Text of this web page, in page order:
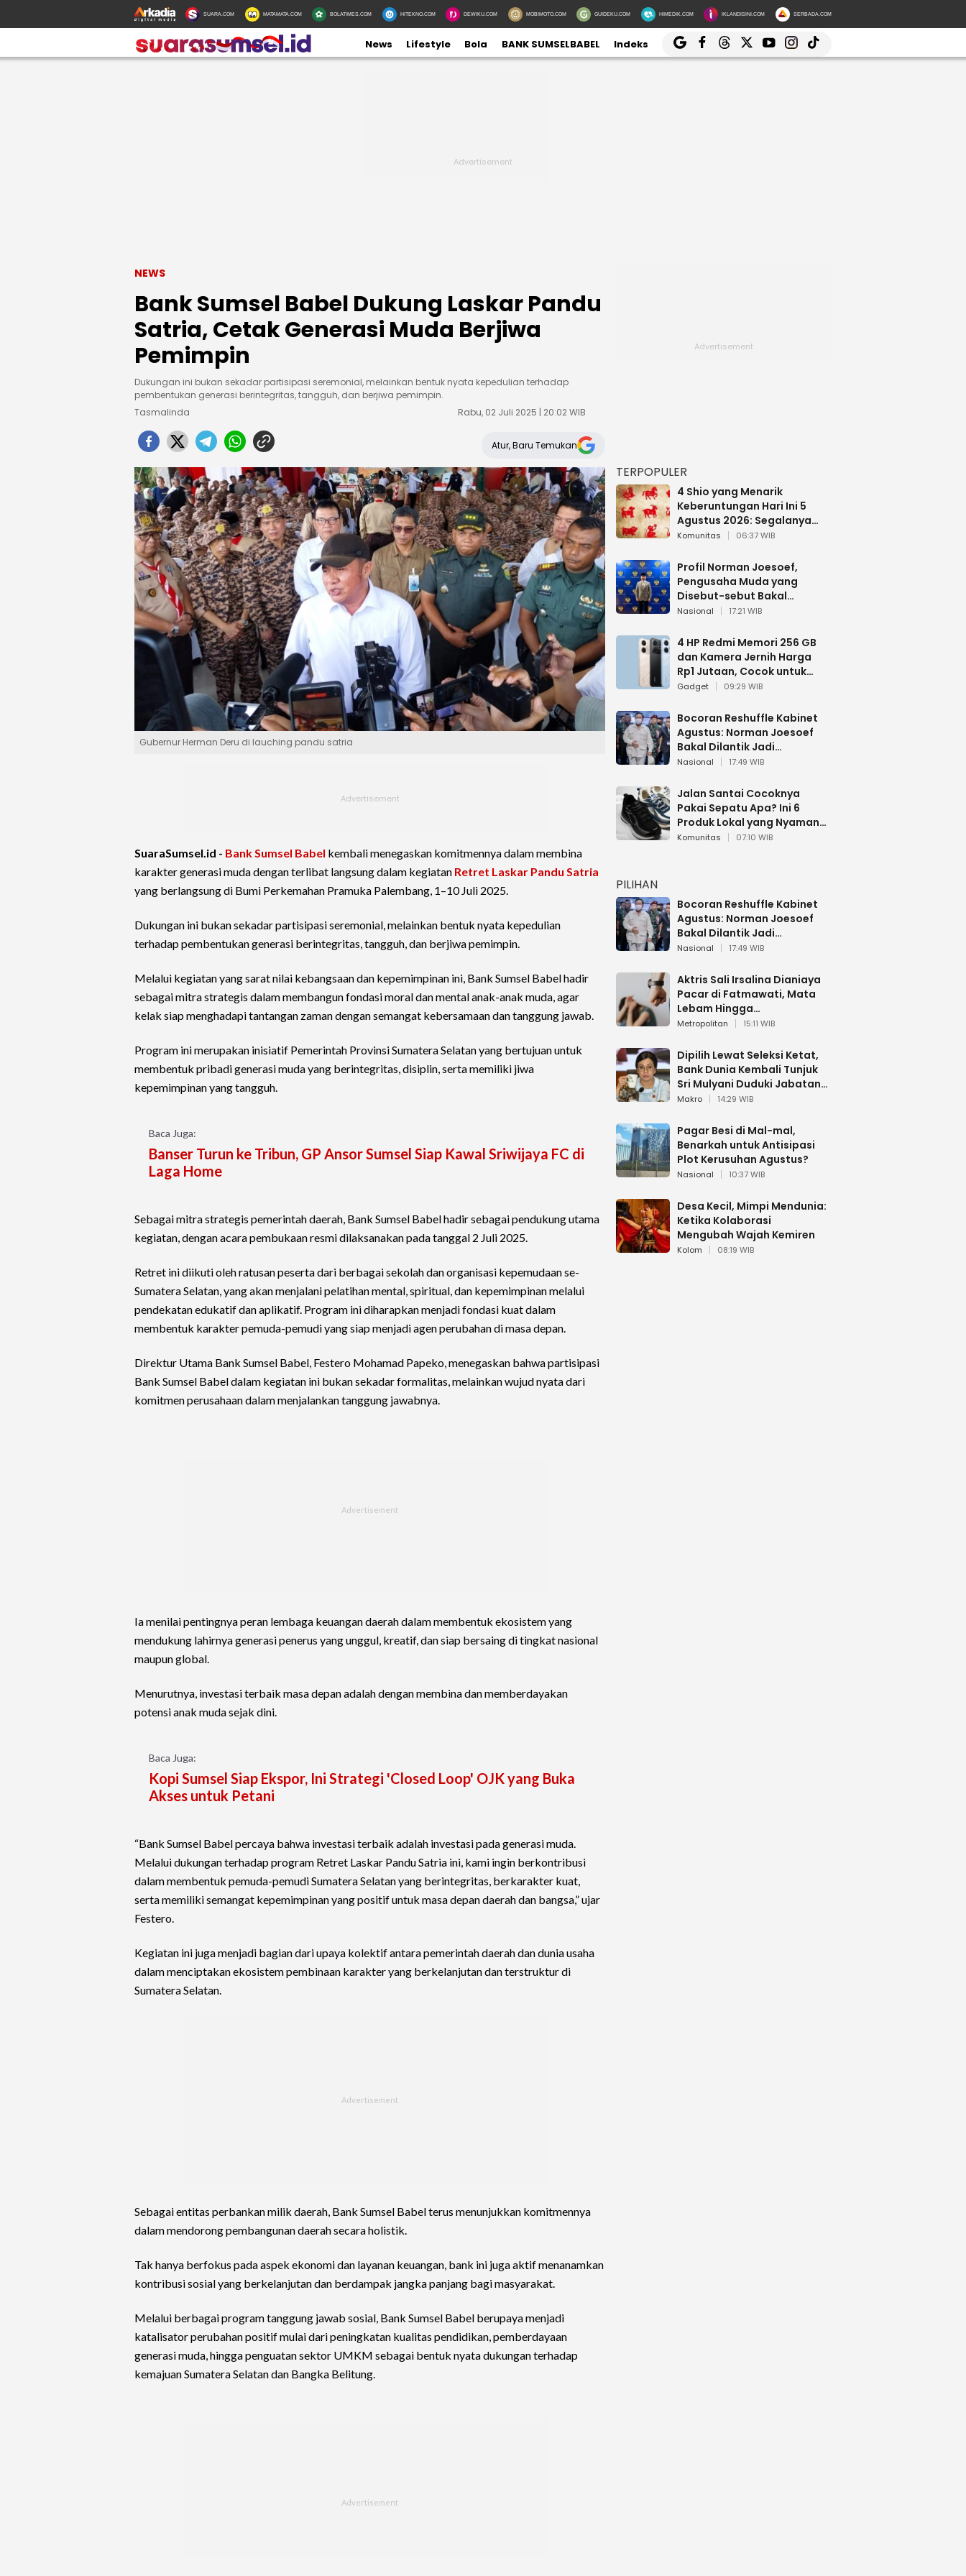
SUARA.COM MATAMATA.COM BOLATIMES.COM HITEKNO.COM DEWIKU.COM MOBIMOTO.COM GUIDEKU.COM HIMEDIK.COM IKLANDISINI.COM SERBADA.COM
News Lifestyle Bola BANK SUMSELBABEL Indeks
NEWS
Bank Sumsel Babel Dukung Laskar Pandu
Satria, Cetak Generasi Muda Berjiwa
Pemimpin
Dukungan ini bukan sekadar partisipasi seremonial, melainkan bentuk nyata kepedulian terhadap
pembentukan generasi berintegritas, tangguh, dan berjiwa pemimpin.
Tasmalinda
Rabu, 02 Juli 2025 | 20:02 WIB
Atur, Baru Temukan
Gubernur Herman Deru di lauching pandu satria
SuaraSumsel.id - Bank Sumsel Babel kembali menegaskan komitmennya dalam membina
karakter generasi muda dengan terlibat langsung dalam kegiatan Retret Laskar Pandu Satria
yang berlangsung di Bumi Perkemahan Pramuka Palembang, 1–10 Juli 2025.
Dukungan ini bukan sekadar partisipasi seremonial, melainkan bentuk nyata kepedulian
terhadap pembentukan generasi berintegritas, tangguh, dan berjiwa pemimpin.
Melalui kegiatan yang sarat nilai kebangsaan dan kepemimpinan ini, Bank Sumsel Babel hadir
sebagai mitra strategis dalam membangun fondasi moral dan mental anak-anak muda, agar
kelak siap menghadapi tantangan zaman dengan semangat kebersamaan dan tanggung jawab.
Program ini merupakan inisiatif Pemerintah Provinsi Sumatera Selatan yang bertujuan untuk
membentuk pribadi generasi muda yang berintegritas, disiplin, serta memiliki jiwa
kepemimpinan yang tangguh.
Baca Juga:
Banser Turun ke Tribun, GP Ansor Sumsel Siap Kawal Sriwijaya FC di
Laga Home
Sebagai mitra strategis pemerintah daerah, Bank Sumsel Babel hadir sebagai pendukung utama
kegiatan, dengan acara pembukaan resmi dilaksanakan pada tanggal 2 Juli 2025.
Retret ini diikuti oleh ratusan peserta dari berbagai sekolah dan organisasi kepemudaan se-
Sumatera Selatan, yang akan menjalani pelatihan mental, spiritual, dan kepemimpinan melalui
pendekatan edukatif dan aplikatif. Program ini diharapkan menjadi fondasi kuat dalam
membentuk karakter pemuda-pemudi yang siap menjadi agen perubahan di masa depan.
Direktur Utama Bank Sumsel Babel, Festero Mohamad Papeko, menegaskan bahwa partisipasi
Bank Sumsel Babel dalam kegiatan ini bukan sekadar formalitas, melainkan wujud nyata dari
komitmen perusahaan dalam menjalankan tanggung jawabnya.
Ia menilai pentingnya peran lembaga keuangan daerah dalam membentuk ekosistem yang
mendukung lahirnya generasi penerus yang unggul, kreatif, dan siap bersaing di tingkat nasional
maupun global.
Menurutnya, investasi terbaik masa depan adalah dengan membina dan memberdayakan
potensi anak muda sejak dini.
Baca Juga:
Kopi Sumsel Siap Ekspor, Ini Strategi 'Closed Loop' OJK yang Buka
Akses untuk Petani
“Bank Sumsel Babel percaya bahwa investasi terbaik adalah investasi pada generasi muda.
Melalui dukungan terhadap program Retret Laskar Pandu Satria ini, kami ingin berkontribusi
dalam membentuk pemuda-pemudi Sumatera Selatan yang berintegritas, berkarakter kuat,
serta memiliki semangat kepemimpinan yang positif untuk masa depan daerah dan bangsa,” ujar
Festero.
Kegiatan ini juga menjadi bagian dari upaya kolektif antara pemerintah daerah dan dunia usaha
dalam menciptakan ekosistem pembinaan karakter yang berkelanjutan dan terstruktur di
Sumatera Selatan.
Sebagai entitas perbankan milik daerah, Bank Sumsel Babel terus menunjukkan komitmennya
dalam mendorong pembangunan daerah secara holistik.
Tak hanya berfokus pada aspek ekonomi dan layanan keuangan, bank ini juga aktif menanamkan
kontribusi sosial yang berkelanjutan dan berdampak jangka panjang bagi masyarakat.
Melalui berbagai program tanggung jawab sosial, Bank Sumsel Babel berupaya menjadi
katalisator perubahan positif mulai dari peningkatan kualitas pendidikan, pemberdayaan
generasi muda, hingga penguatan sektor UMKM sebagai bentuk nyata dukungan terhadap
kemajuan Sumatera Selatan dan Bangka Belitung.
TERPOPULER
4 Shio yang Menarik
Keberuntungan Hari Ini 5
Agustus 2026: Segalanya
Berjalan Lancar
Komunitas 06:37 WIB
Profil Norman Joesoef,
Pengusaha Muda yang
Disebut-sebut Bakal
Dilantik Jadi Wamenhan RI
Nasional 17:21 WIB
4 HP Redmi Memori 256 GB
dan Kamera Jernih Harga
Rp1 Jutaan, Cocok untuk
Multitasking
Gadget 09:29 WIB
Bocoran Reshuffle Kabinet
Agustus: Norman Joesoef
Bakal Dilantik Jadi
Wamenhan RI
Nasional 17:49 WIB
Jalan Santai Cocoknya
Pakai Sepatu Apa? Ini 6
Produk Lokal yang Nyaman
Buat 17 Agustusan
Komunitas 07:10 WIB
PILIHAN
Bocoran Reshuffle Kabinet
Agustus: Norman Joesoef
Bakal Dilantik Jadi
Wamenhan RI
Nasional 17:49 WIB
Aktris Sali Irsalina Dianiaya
Pacar di Fatmawati, Mata
Lebam Hingga
Diselamatkan Polantas
Metropolitan 15:11 WIB
Dipilih Lewat Seleksi Ketat,
Bank Dunia Kembali Tunjuk
Sri Mulyani Duduki Jabatan
Strategis
Makro 14:29 WIB
Pagar Besi di Mal-mal,
Benarkah untuk Antisipasi
Plot Kerusuhan Agustus?
Nasional 10:37 WIB
Desa Kecil, Mimpi Mendunia:
Ketika Kolaborasi
Mengubah Wajah Kemiren
Kolom 08:19 WIB